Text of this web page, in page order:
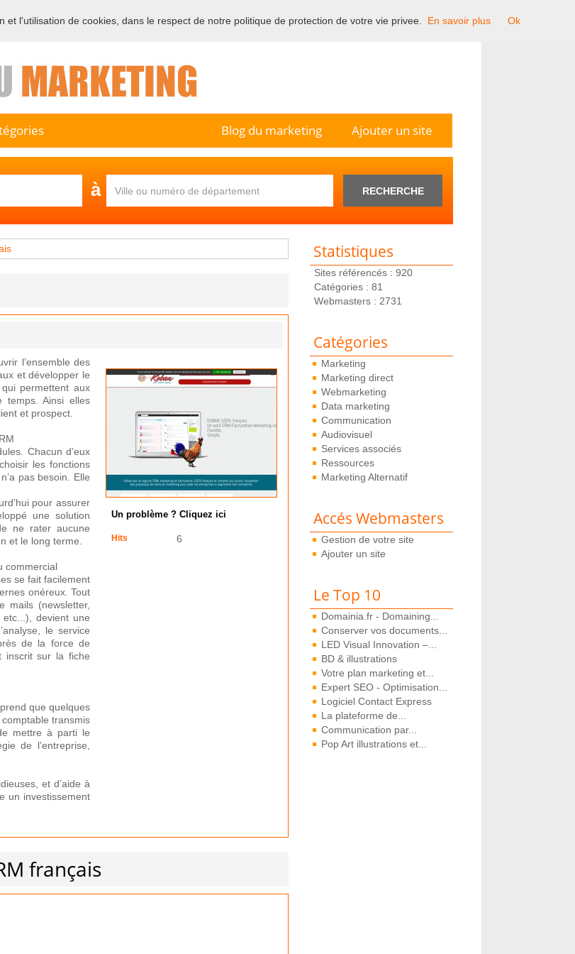
professionnel du marketing et de la communication en France.
Ajouter un site
Blog du marketing
à RECHERCHE
Statistiques
Sites référencés : 920
Catégories : 81
Webmasters : 2731
Catégories
Marketing
Marketing direct
Webmarketing
Data marketing
Communication
Audiovisuel
Services associés
Ressources
Marketing Alternatif
Accés Webmasters
Gestion de votre site
Ajouter un site
Le Top 10
Domainia.fr - Domaining...
Conserver vos documents...
LED Visual Innovation –...
BD & illustrations
Votre plan marketing et...
Expert SEO - Optimisation...
Logiciel Contact Express
La plateforme de...
Communication par...
Pop Art illustrations et...
l’ensemble des
et développer le
permettent aux
temps. Ainsi elles
et prospect.
Chacun d’eux
les fonctions
pas besoin. Elle
pour assurer
une solution
ne rater aucune
et le long terme.
commercial
se fait facilement
onéreux. Tout
mails (newsletter,
devient une
le service
de la force de
inscrit sur la fiche
que quelques
transmis
mettre à parti le
de l’entreprise,
et d’aide à
un investissement
Un problème ? Cliquez ici
Hits 6
français
l'utilisation de cookies, dans le respect de notre politique de protection de votre vie privee. En savoir plus Ok